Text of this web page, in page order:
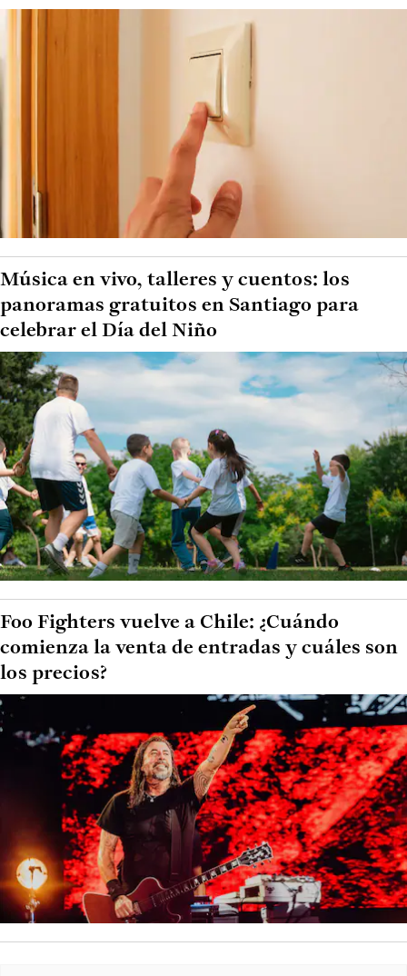
Música en vivo, talleres y cuentos: los
panoramas gratuitos en Santiago para
celebrar el Día del Niño
Foo Fighters vuelve a Chile: ¿Cuándo
comienza la venta de entradas y cuáles son
los precios?